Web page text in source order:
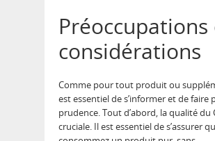
Préoccupations
considérations
Comme pour tout produit ou
est essentiel de s’informer et de faire
prudence. Tout d’abord, la qualité du
cruciale. Il est essentiel de s’assurer